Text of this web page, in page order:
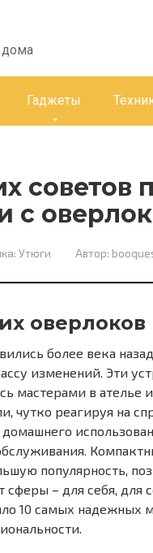
дома
Гаджеты
с
Утюги Автор:
оверлоков
более века
изменений. Эти
мастерами в
чутко реагируя на
популярность,
сферы – для себя,
10 самых надежных